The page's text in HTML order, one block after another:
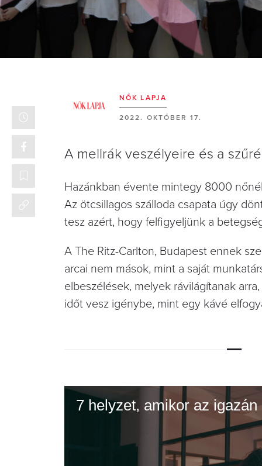
NŐK LAPJA
2022. OKTÓBER 17.
A mellrák veszélyeire és a
Hazánkban évente mintegy 8000
Az ötcsillagos szálloda csapata úgy
tesz azért, hogy felfigyeljünk a
A The Ritz-Carlton, Budapest ennek
arcai nem mások, mint a saját
elbeszélések, melyek rávilágítanak
időt vesz igénybe, mint egy kávé
7 helyzet, amikor az